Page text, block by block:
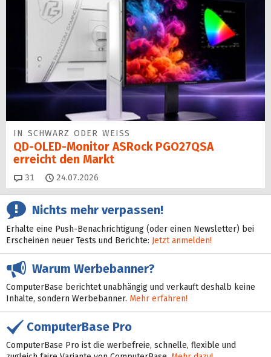
IN SCHWARZ ODER WEISS
QD-OLED-Monitor ASRock PGO27QSA
erreicht den Markt
31 Kommentare
24.07.2026
Nichts mehr verpassen!
Erhalte eine Push-Benachrichtigung (oder einen Newsletter) bei
Erscheinen neuer Tests und Berichte: Jetzt anmelden!
Warum Werbebanner?
ComputerBase berichtet unabhängig und verkauft deshalb keine
Inhalte, sondern Werbebanner. Mehr erfahren!
ComputerBase Pro
ComputerBase Pro ist die werbefreie, schnelle, flexible und